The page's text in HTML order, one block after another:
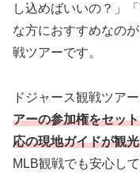
し込めばいいの？」
な方におすすめなの
戦ツアーです。
ドジャース観戦ツアー
アーの参加権をセッ
応の現地ガイドが観
MLB観戦でも安心し